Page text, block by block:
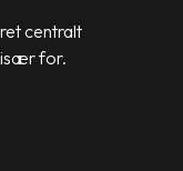
centralt
især for.